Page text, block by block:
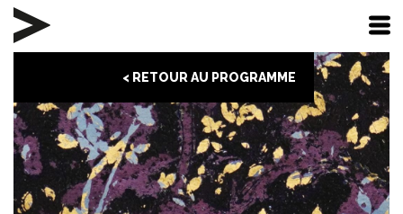
< RETOUR AU PROGRAMME